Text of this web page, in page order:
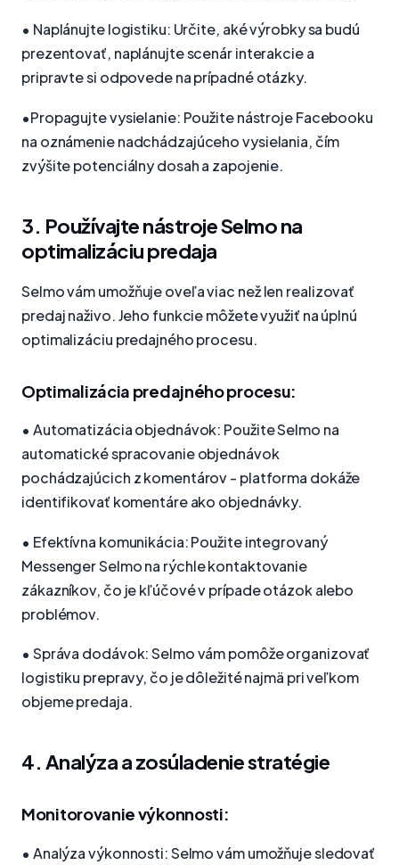
• Naplánujte logistiku: Určite, aké výrobky sa budú
prezentovať, naplánujte scenár interakcie a
pripravte si odpovede na prípadné otázky.
•Propagujte vysielanie: Použite nástroje Facebooku
na oznámenie nadchádzajúceho vysielania, čím
zvýšite potenciálny dosah a zapojenie.
3. Používajte nástroje Selmo na
optimalizáciu predaja
Selmo vám umožňuje oveľa viac než len realizovať
predaj naživo. Jeho funkcie môžete využiť na úplnú
optimalizáciu predajného procesu.
Optimalizácia predajného procesu:
• Automatizácia objednávok: Použite Selmo na
automatické spracovanie objednávok
pochádzajúcich z komentárov - platforma dokáže
identifikovať komentáre ako objednávky.
• Efektívna komunikácia: Použite integrovaný
Messenger Selmo na rýchle kontaktovanie
zákazníkov, čo je kľúčové v prípade otázok alebo
problémov.
• Správa dodávok: Selmo vám pomôže organizovať
logistiku prepravy, čo je dôležité najmä pri veľkom
objeme predaja.
4. Analýza a zosúladenie stratégie
Monitorovanie výkonnosti:
• Analýza výkonnosti: Selmo vám umožňuje sledovať